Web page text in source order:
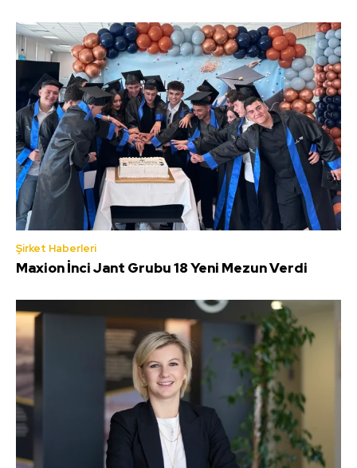
Şirket Haberleri
Maxion İnci Jant Grubu 18 Yeni Mezun Verdi